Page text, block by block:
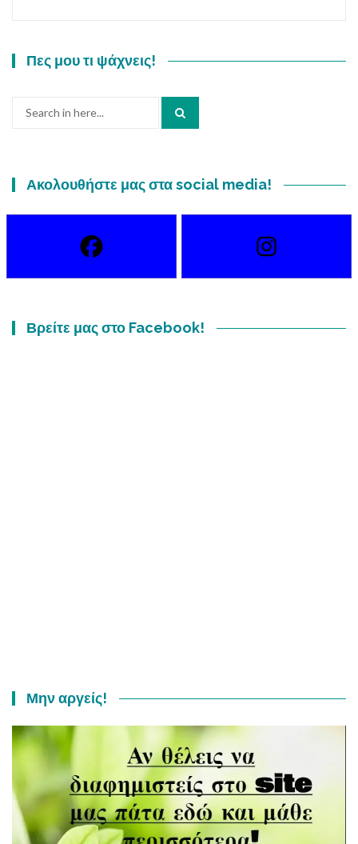
Πες μου τι ψάχνεις!
Ακολουθήστε μας στα social media!
Βρείτε μας στο Facebook!
Μην αργείς!